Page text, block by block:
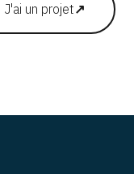
J'ai un projet↗